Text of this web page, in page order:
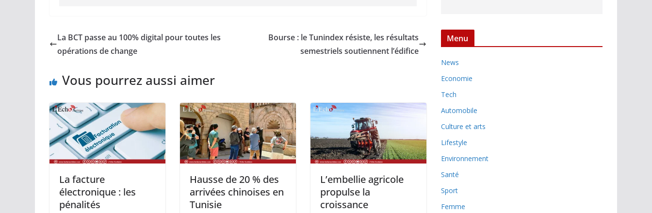
La BCT passe au 100% digital pour toutes les
opérations de change
Bourse : le Tunindex résiste, les résultats
semestriels soutiennent l’édifice
Vous pourrez aussi aimer
La facture
électronique : les
pénalités
Hausse de 20 % des
arrivées chinoises en
Tunisie
L’embellie agricole
propulse la
croissance
Menu
News
Economie
Tech
Automobile
Culture et arts
Lifestyle
Environnement
Santé
Sport
Femme